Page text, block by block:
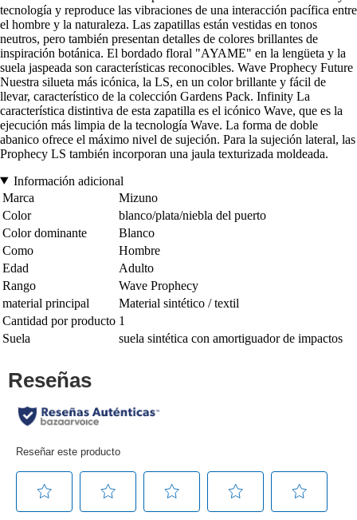
tecnología y reproduce las vibraciones de una interacción pacífica entre
el hombre y la naturaleza. Las zapatillas están vestidas en tonos
neutros, pero también presentan detalles de colores brillantes de
inspiración botánica. El bordado floral "AYAME" en la lengüeta y la
suela jaspeada son características reconocibles. Wave Prophecy Future
Nuestra silueta más icónica, la LS, en un color brillante y fácil de
llevar, característico de la colección Gardens Pack. Infinity La
característica distintiva de esta zapatilla es el icónico Wave, que es la
ejecución más limpia de la tecnología Wave. La forma de doble
abanico ofrece el máximo nivel de sujeción. Para la sujeción lateral, las
Prophecy LS también incorporan una jaula texturizada moldeada.
Información adicional
Marca
Mizuno
Color
blanco/plata/niebla del puerto
Color dominante
Blanco
Como
Hombre
Edad
Adulto
Rango
Wave Prophecy
material principal
Material sintético / textil
Cantidad por producto 1
Suela
suela sintética con amortiguador de impactos